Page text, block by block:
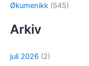
Økumenikk (545)
Arkiv
juli 2026 (2)